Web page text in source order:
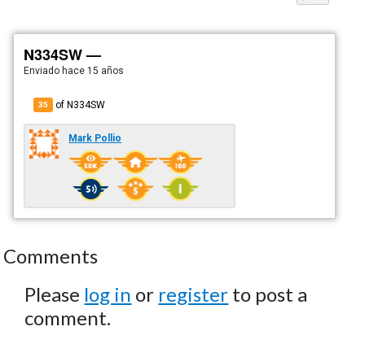
N334SW —
Enviado hace 15 años
35 of N334SW
Mark Pollio
Comments
Please log in or register to post a
comment.